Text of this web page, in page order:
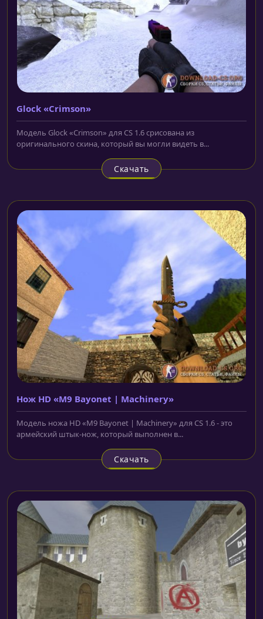
Glock «Crimson»
Модель Glock «Crimson» для CS 1.6 срисована из
оригинального скина, который вы могли видеть в...
Скачать
Нож HD «M9 Bayonet | Machinery»
Модель ножа HD «M9 Bayonet | Machinery» для CS 1.6 - это
армейский штык-нож, который выполнен в...
Скачать